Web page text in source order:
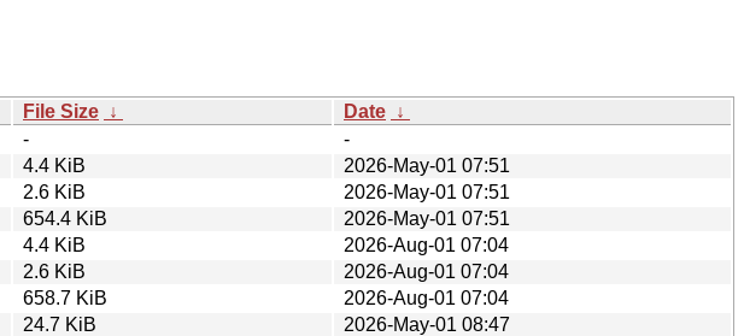
File Size ↓ Date ↓
-
-
4.4 KiB
2026-May-01 07:51
2.6 KiB
2026-May-01 07:51
654.4 KiB
2026-May-01 07:51
4.4 KiB
2026-Aug-01 07:04
2.6 KiB
2026-Aug-01 07:04
658.7 KiB
2026-Aug-01 07:04
24.7 KiB
2026-May-01 08:47